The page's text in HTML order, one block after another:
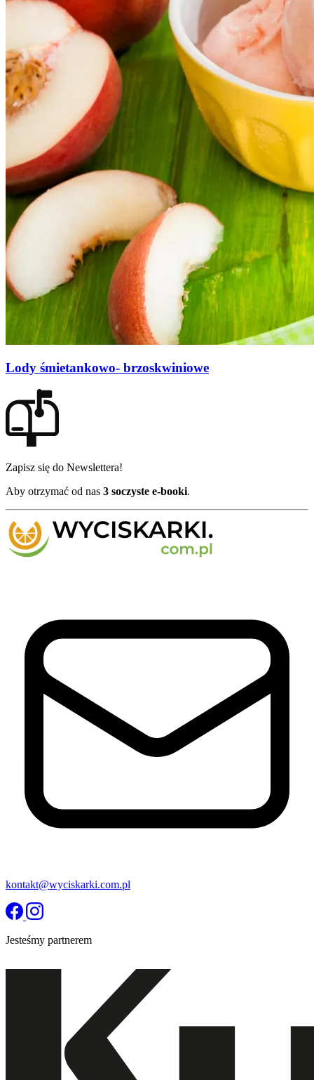
Lody śmietankowo- brzoskwiniowe
Zapisz się do Newslettera!
Aby otrzymać od nas 3 soczyste e-booki.
kontakt@wyciskarki.com.pl
Jesteśmy partnerem